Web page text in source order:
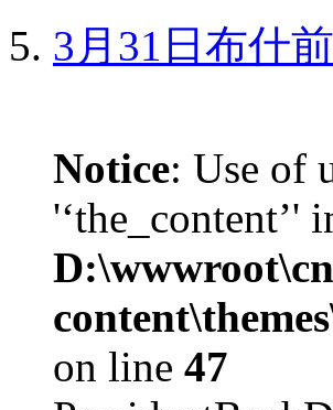
3月31日布什
Notice: Use of
'‘the_content’'
on line 47